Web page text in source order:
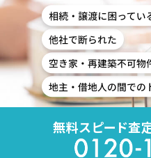
無料スピード査